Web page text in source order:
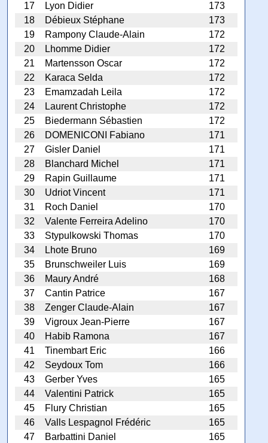
17
Lyon Didier
173
18
Débieux Stéphane
173
19
Rampony Claude-Alain
172
20
Lhomme Didier
172
21
Martensson Oscar
172
22
Karaca Selda
172
23
Emamzadah Leila
172
24
Laurent Christophe
172
25
Biedermann Sébastien
172
26
DOMENICONI Fabiano
171
27
Gisler Daniel
171
28
Blanchard Michel
171
29
Rapin Guillaume
171
30
Udriot Vincent
171
31
Roch Daniel
170
32
Valente Ferreira Adelino
170
33
Stypulkowski Thomas
170
34
Lhote Bruno
169
35
Brunschweiler Luis
169
36
Maury André
168
37
Cantin Patrice
167
38
Zenger Claude-Alain
167
39
Vigroux Jean-Pierre
167
40
Habib Ramona
167
41
Tinembart Eric
166
42
Seydoux Tom
166
43
Gerber Yves
165
44
Valentini Patrick
165
45
Flury Christian
165
46
Valls Lespagnol Frédéric
165
47
Barbattini Daniel
165